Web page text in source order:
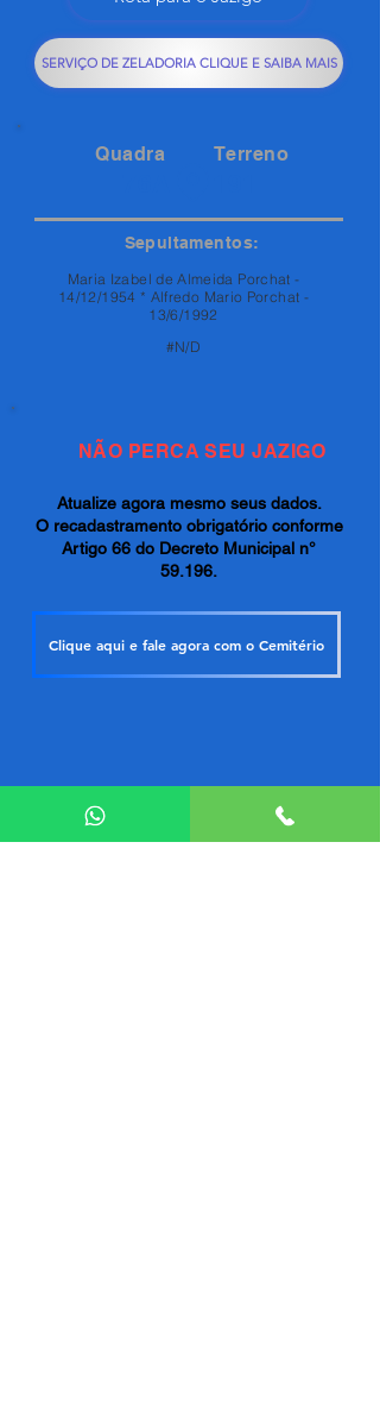
SERVIÇO DE ZELADORIA CLIQUE E SAIBA MAIS
Quadra Terreno
Sepultamentos:
Maria Izabel de Almeida Porchat -
14/12/1954 * Alfredo Mario Porchat -
13/6/1992
#N/D
NÃO PERCA SEU JAZIGO
Atualize agora mesmo seus dados.
O recadastramento obrigatório conforme
Artigo 66 do Decreto Municipal n°
59.196.
Clique aqui e fale agora com o Cemitério